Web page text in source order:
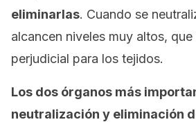
eliminarlas. Cuando se
alcancen niveles muy altos,
perjudicial para los tejidos.
Los dos órganos más
neutralización y eliminación